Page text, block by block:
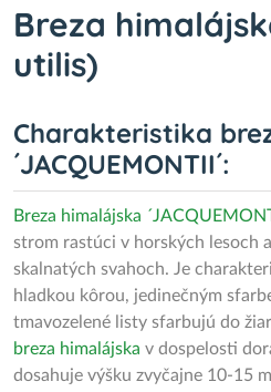
Breza
utilis)
Charakteristika
´JACQUEMONTII´:
Breza himalájska
strom rastúci v horských lesoch
skalnatých svahoch. Je
hladkou kôrou, jedinečným
tmavozelené listy sfarbujú do
breza himalájska v dospelosti
dosahuje výšku zvyčajne 10-15